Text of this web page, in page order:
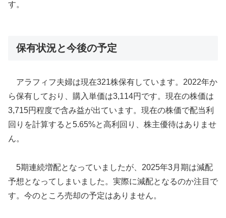
す。
保有状況と今後の予定
アラフィフ夫婦は現在321株保有しています。2022年か
ら保有しており、購入単価は3,114円です。現在の株価は
3,715円程度で含み益が出ています。現在の株価で配当利
回りを計算すると5.65%と高利回り、株主優待はありませ
ん。
5期連続増配となっていましたが、2025年3月期は減配
予想となってしまいました。実際に減配となるのか注目で
す。今のところ売却の予定はありません。